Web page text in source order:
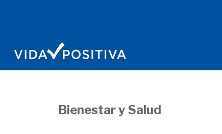
Bienestar y Salud